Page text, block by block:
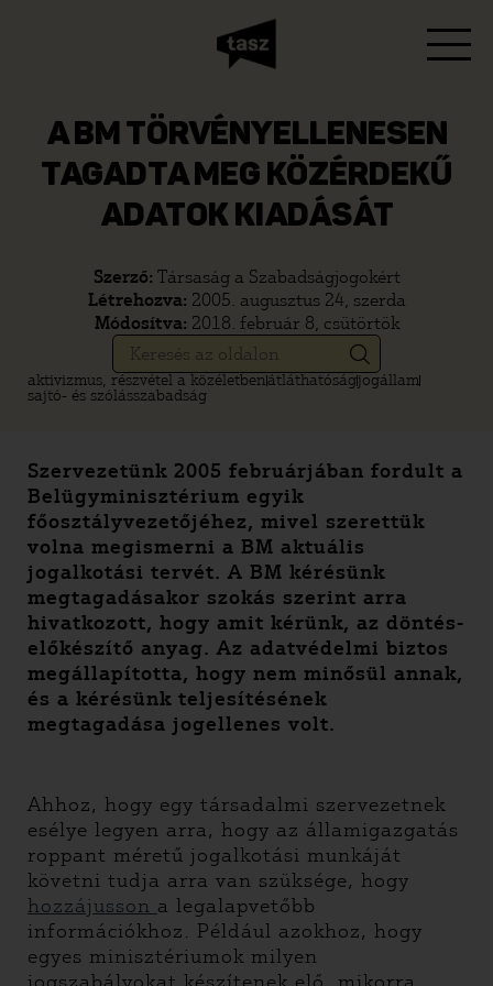
A BM TÖRVÉNYELLENESEN
TAGADTA MEG KÖZÉRDEKŰ
ADATOK KIADÁSÁT
Szerző: Társaság a Szabadságjogokért
Létrehozva: 2005. augusztus 24, szerda
Módosítva: 2018. február 8, csütörtök
aktivizmus, részvétel a közéletbenátláthatóságjogállam
sajtó- és szólásszabadság
Szervezetünk 2005 februárjában fordult a
Belügyminisztérium egyik
főosztályvezetőjéhez, mivel szerettük
volna megismerni a BM aktuális
jogalkotási tervét. A BM kérésünk
megtagadásakor szokás szerint arra
hivatkozott, hogy amit kérünk, az döntés-
előkészítő anyag. Az adatvédelmi biztos
megállapította, hogy nem minősül annak,
és a kérésünk teljesítésének
megtagadása jogellenes volt.
Ahhoz, hogy egy társadalmi szervezetnek
esélye legyen arra, hogy az államigazgatás
roppant méretű jogalkotási munkáját
követni tudja arra van szüksége, hogy
hozzájusson a legalapvetőbb
információkhoz. Például azokhoz, hogy
egyes minisztériumok milyen